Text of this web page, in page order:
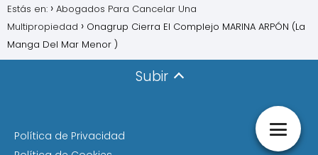
Estás en:
Abogados Para Cancelar Una
Multipropiedad
Onagrup Cierra El Complejo MARINA ARPÓN (La
Manga Del Mar Menor )
Subir
Política de Privacidad